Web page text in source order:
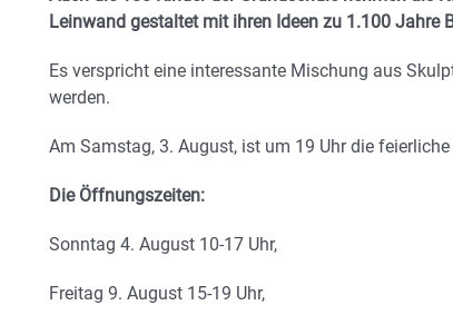
Leinwand gestaltet mit ihren Ideen zu 1.100 Jahre
Es verspricht eine interessante Mischung aus
werden.
Am Samstag, 3. August, ist um 19 Uhr die
Die Öffnungszeiten:
Sonntag 4. August 10-17 Uhr,
Freitag 9. August 15-19 Uhr,